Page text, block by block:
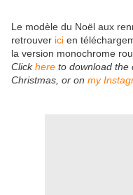
Le modèle du Noël aux
retrouver ici en
la version monochrome
Clickhere to download the
Christmas, or on my